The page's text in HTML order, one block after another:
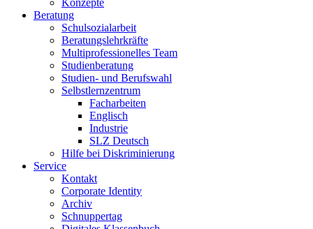
Konzepte
Beratung
Schulsozialarbeit
Beratungslehrkräfte
Multiprofessionelles Team
Studienberatung
Studien- und Berufswahl
Selbstlernzentrum
Facharbeiten
Englisch
Industrie
SLZ Deutsch
Hilfe bei Diskriminierung
Service
Kontakt
Corporate Identity
Archiv
Schnuppertag